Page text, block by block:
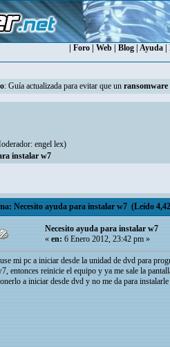
Foro| Web| Blog| Ayuda|
: Guía actualizada para evitar que un ransomware
engel lex)
instalar w7
Necesito ayuda para instalar w7 (Leído
Necesito ayuda para instalar w7
«en:6 Enero 2012, 23:42 pm »
mi pc a iniciar desde la unidad de dvd para
entonces reinicie el equipo y ya me sale la
a iniciar desde dvd y no me da para